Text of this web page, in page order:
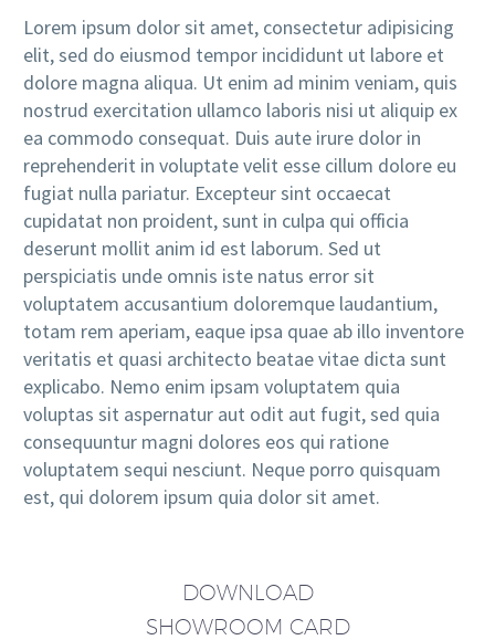
Lorem ipsum dolor sit amet, consectetur adipisicing
elit, sed do eiusmod tempor incididunt ut labore et
dolore magna aliqua. Ut enim ad minim veniam, quis
nostrud exercitation ullamco laboris nisi ut aliquip ex
ea commodo consequat. Duis aute irure dolor in
reprehenderit in voluptate velit esse cillum dolore eu
fugiat nulla pariatur. Excepteur sint occaecat
cupidatat non proident, sunt in culpa qui officia
deserunt mollit anim id est laborum. Sed ut
perspiciatis unde omnis iste natus error sit
voluptatem accusantium doloremque laudantium,
totam rem aperiam, eaque ipsa quae ab illo inventore
veritatis et quasi architecto beatae vitae dicta sunt
explicabo. Nemo enim ipsam voluptatem quia
voluptas sit aspernatur aut odit aut fugit, sed quia
consequuntur magni dolores eos qui ratione
voluptatem sequi nesciunt. Neque porro quisquam
est, qui dolorem ipsum quia dolor sit amet.
DOWNLOAD
SHOWROOM CARD